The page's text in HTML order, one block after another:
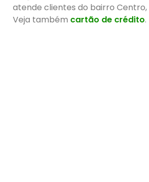
atende clientes do bairro
Veja também cartão de crédito.